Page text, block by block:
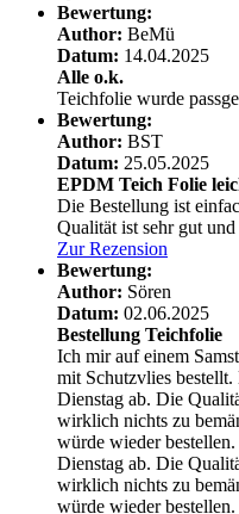
Bewertung:
Author: BeMü
Datum: 14.04.2025
Alle o.k.
Teichfolie wurde
Bewertung:
Author: BST
Datum: 25.05.2025
EPDM Teich Folie
Die Bestellung ist
Qualität ist sehr gut
Zur Rezension
Bewertung:
Author: Sören
Datum: 02.06.2025
Bestellung Teichfolie
Ich mir auf einem
mit Schutzvlies
Dienstag ab. Die
wirklich nichts zu
würde wieder
Dienstag ab. Die
wirklich nichts zu
würde wieder